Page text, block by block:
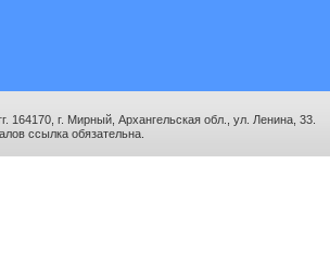
164170, г. Мирный, Архангельская обл., ул. Ленина, 33.
ссылка обязательна.